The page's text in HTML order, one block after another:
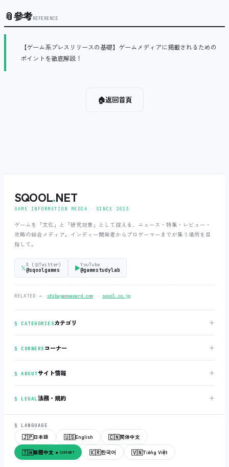
📎參考REFERENCE
【ゲーム系プレスリリースの基礎】ゲームメディアに掲載されるための
ポイントを徹底解説！
🏠返回首頁
SQOOL.NET
GAME INFORMATION MEDIA ‧ SINCE 2013
ゲームを「文化」と「研究対象」として捉える、ニュース・特集・レビュー・
攻略の総合メディア。インディー開発者からプロゲーマーまでが集う場所を目
指して。
𝕏X (旧Twitter)
@sqoolgames ▶YouTube
@gamestudylab
RELATED → shibagameaward.com ‧ sqool.co.jp
§ CATEGORIESカテゴリ ＋
§ CORNERS コーナー ＋
§ ABOUTサイト情報 ＋
§ LEGAL法務・規約 ＋
§ LANGUAGE
🇯🇵日本語 🇺🇸English 🇨🇳简体中文
🇹🇼繁體中文 ● CURRENT 🇰🇷한국어 🇻🇳Tiếng Việt